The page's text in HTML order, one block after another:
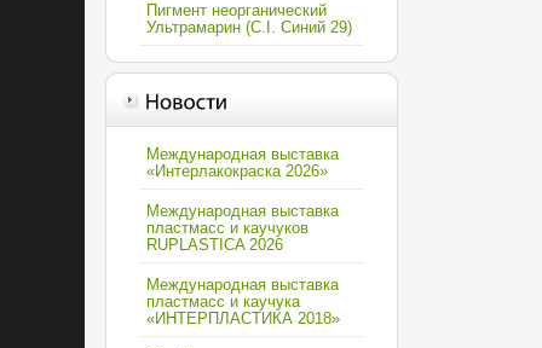
Пигмент неорганический
Ультрамарин (C.I. Синий 29)
Международная выставка
«Интерлакокраска 2026»
Международная выставка
пластмасс и каучуков
RUPLASTICA 2026
Международная выставка
пластмасс и каучука
«ИНТЕРПЛАСТИКА 2018»